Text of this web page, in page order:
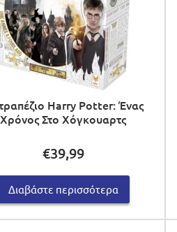
Harry Potter: Ένας
Χρόνος Στο Χόγκουαρτς
€39,99
Διαβάστε περισσότερα